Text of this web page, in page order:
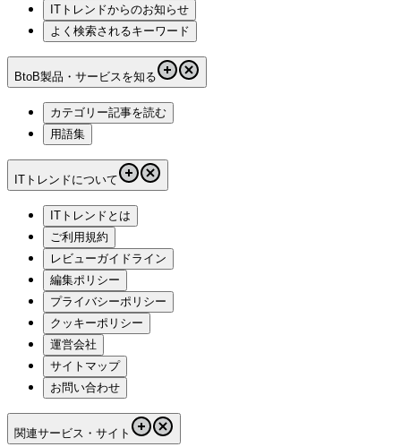
ITトレンドからのお知らせ
よく検索されるキーワード
BtoB製品・サービスを知る
カテゴリー記事を読む
用語集
ITトレンドについて
ITトレンドとは
ご利用規約
レビューガイドライン
編集ポリシー
プライバシーポリシー
クッキーポリシー
運営会社
サイトマップ
お問い合わせ
関連サービス・サイト